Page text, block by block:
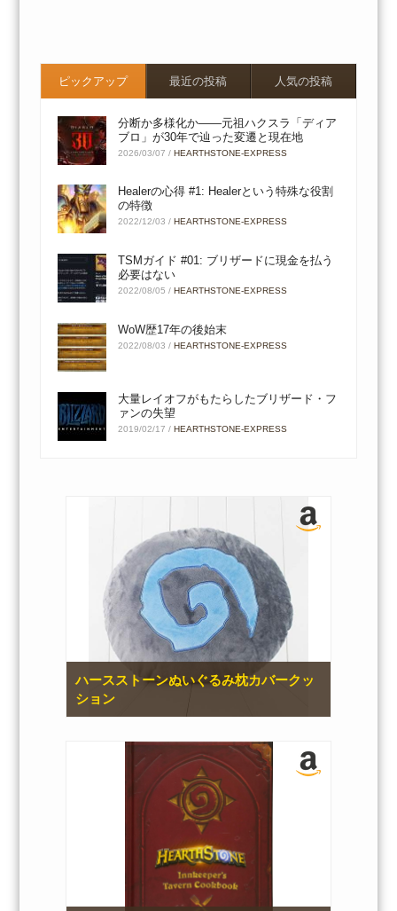
ピックアップ 最近の投稿 人気の投稿
分断か多様化か――元祖ハクスラ「ディア
ブロ」が30年で辿った変遷と現在地
2026/03/07 /HEARTHSTONE-EXPRESS
Healerの心得 #1: Healerという特殊な役割
の特徴
2022/12/03 / HEARTHSTONE-EXPRESS
TSMガイド #01: ブリザードに現金を払う
必要はない
2022/08/05 /HEARTHSTONE-EXPRESS
WoW歴17年の後始末
2022/08/03 /HEARTHSTONE-EXPRESS
大量レイオフがもたらしたブリザード・フ
ァンの失望
2019/02/17 /HEARTHSTONE-EXPRESS
ハースストーンぬいぐるみ枕カバークッ
ション